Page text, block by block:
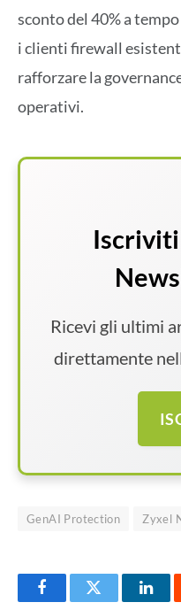
sconto del 40% a
i clienti firewall
rafforzare la
operativi.
Ricevi gli ultimi
direttamente
GenAI Protection Zyxel
FacebookTwitter